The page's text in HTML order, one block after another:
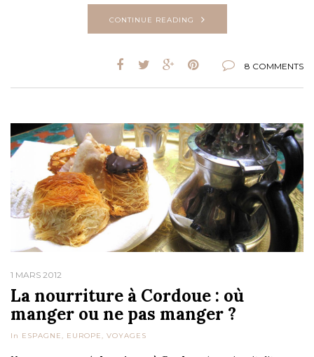
CONTINUE READING
8 COMMENTS
1 MARS 2012
La nourriture à Cordoue : où
manger ou ne pas manger ?
In ESPAGNE, EUROPE, VOYAGES